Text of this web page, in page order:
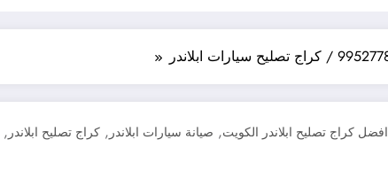
افضل كراج تصليح ابلاندر الكويت, صيانة سيارات ابلاندر , كراج تصليح ابلاندر ,